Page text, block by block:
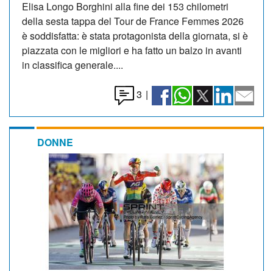
Elisa Longo Borghini alla fine dei 153 chilometri
della sesta tappa del Tour de France Femmes 2026
è soddisfatta: è stata protagonista della giornata, si è
piazzata con le migliori e ha fatto un balzo in avanti
in classifica generale....
3 |
DONNE